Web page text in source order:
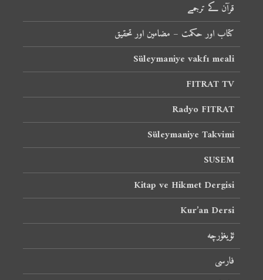
قرآن کے ترجمے
کتاب اور حکمت – مضامین اور تحقیق
Süleymaniye vakfı meali
FITRAT TV
Radyo FITRAT
Süleymaniye Takvimi
SUSEM
Kitap ve Hikmet Dergisi
Kur’an Dersi
ئۇيغۇرچە
فارسی